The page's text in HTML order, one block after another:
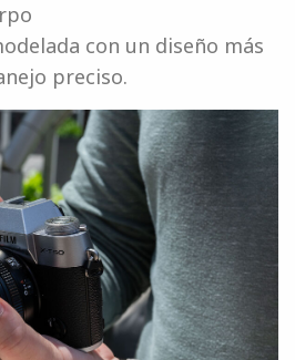
con un diseño más
preciso.